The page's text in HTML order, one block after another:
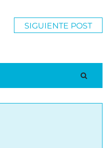
SIGUIENTE POST